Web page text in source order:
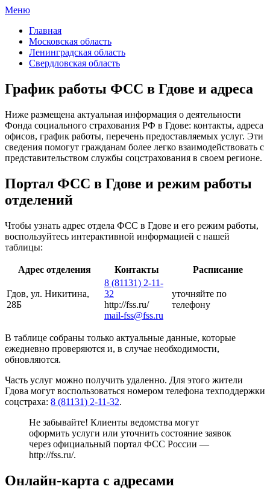
Меню
Главная
Московская область
Ленинградская область
Свердловская область
График работы ФСС в Гдове и адреса
Ниже размещена актуальная информация о деятельности
Фонда социального страхования РФ в Гдове: контакты, адреса
офисов, график работы, перечень предоставляемых услуг. Эти
сведения помогут гражданам более легко взаимодействовать с
представительством службы соцстрахования в своем регионе.
Портал ФСС в Гдове и режим работы
отделений
Чтобы узнать адрес отдела ФСС в Гдове и его режим работы,
воспользуйтесь интерактивной информацией с нашей
таблицы:
Адрес отделения Контакты Расписание
Гдов, ул. Никитина,
28Б
8 (81131) 2-11-
32
http://fss.ru/
mail-fss@fss.ru
уточняйте по
телефону
В таблице собраны только актуальные данные, которые
ежедневно проверяются и, в случае необходимости,
обновляются.
Часть услуг можно получить удаленно. Для этого жители
Гдова могут воспользоваться номером телефона техподдержки
соцстраха: 8 (81131) 2-11-32.
Не забывайте! Клиенты ведомства могут
оформить услуги или уточнить состояние заявок
через официальный портал ФСС России —
http://fss.ru/.
Онлайн-карта с адресами